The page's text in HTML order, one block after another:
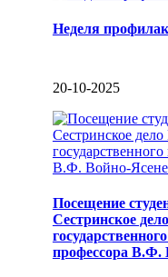
Неделя
20-10-2025
Посещение
Сестринское
профессора В.Ф.